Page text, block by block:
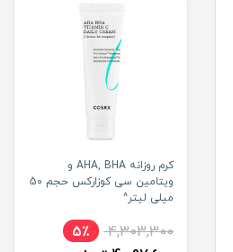
کرم روزانه AHA, BHA و
ویتامین سی کوزارکس حجم 50
میلی لیتر^
4,303,300
5٪